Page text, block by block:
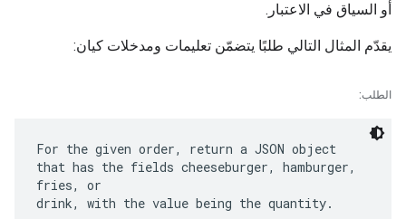
أو السياق في الاعتبار.
يقدّم المثال التالي طلبًا يتضمّن تعليمات ومدخلات كيان:
الطلب:
For the given order, return a JSON object
that has the fields cheeseburger, hamburger,
fries, or
drink, with the value being the quantity.